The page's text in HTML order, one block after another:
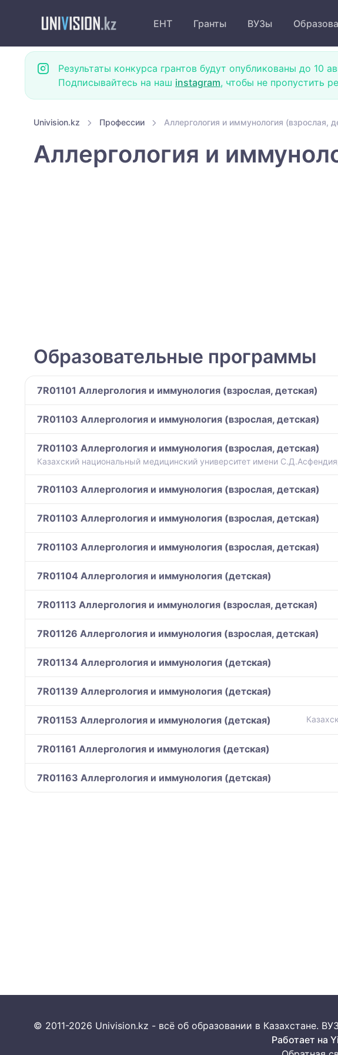
ЕНТ Гранты ВУЗы
Результаты конкурса грантов будут опубликованы до 10
Подписывайтесь на наш instagram, чтобы не пропустить
Univision.kz Профессии Аллергология и иммунология (взрослая,
Аллергология и
Образовательные программы
7R01101 Аллергология и иммунология (взрослая, детская)
7R01103 Аллергология и иммунология (взрослая, детская)
7R01103 Аллергология и иммунология (взрослая, детская)
Казахский национальный медицинский университет имени
7R01103 Аллергология и иммунология (взрослая, детская)
7R01103 Аллергология и иммунология (взрослая, детская)
7R01103 Аллергология и иммунология (взрослая, детская)
7R01104 Аллергология и иммунология (детская)
7R01113 Аллергология и иммунология (взрослая, детская)
7R01126 Аллергология и иммунология (взрослая, детская)
7R01134 Аллергология и иммунология (детская)
7R01139 Аллергология и иммунология (детская)
7R01153 Аллергология и иммунология (детская)
7R01161 Аллергология и иммунология (детская)
7R01163 Аллергология и иммунология (детская)
© 2011-2026 Univision.kz - всё об образовании в Казахстане.
Работает на